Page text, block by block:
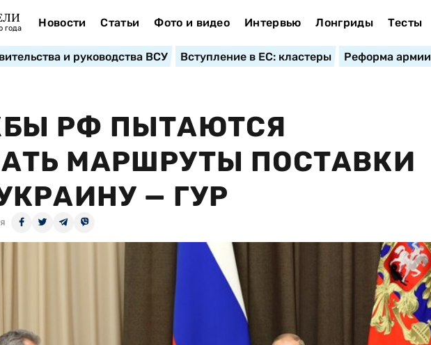
года Новости Статьи Фото и видео Интервью Лонгриды Тесты
и руководства ВСУ Вступление в ЕС: кластеры Реформа армии
РФ ПЫТАЮТСЯ
МАРШРУТЫ ПОСТАВКИ
— ГУР